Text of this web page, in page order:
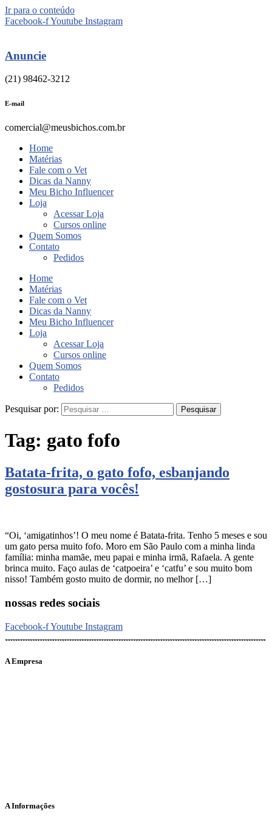
Ir para o conteúdo
Facebook-fYoutube Instagram
Anuncie
(21) 98462-3212
E-mail
comercial@meusbichos.com.br
Home
Matérias
Fale com o Vet
Dicas da Nanny
Meu Bicho Influencer
Loja
Acessar Loja
Cursos online
Quem Somos
Contato
Pedidos
Home
Matérias
Fale com o Vet
Dicas da Nanny
Meu Bicho Influencer
Loja
Acessar Loja
Cursos online
Quem Somos
Contato
Pedidos
Pesquisar por:
Tag: gato fofo
Batata-frita, o gato fofo, esbanjando
gostosura para vocês!
“Oi, ‘amigatinhos’! O meu nome é Batata-frita. Tenho 5 meses e sou
um gato persa muito fofo. Moro em São Paulo com a minha linda
família: minha mamãe, meu papai e minha irmã, Rafaela. A gente
brinca muito. Faço aulas de ‘catpoeira’ e ‘catfu’ e sou muito bom
nisso! Também gosto muito de dormir, no melhor […]
nossas redes sociais
Facebook-fYoutube Instagram
A Empresa
A Informações